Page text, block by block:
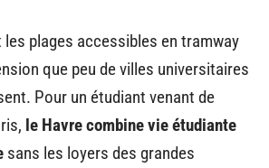
plages accessibles en tramway
que peu de villes universitaires
Pour un étudiant venant de
le Havre combine vie étudiante
sans les loyers des grandes